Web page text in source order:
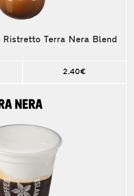
Ristretto Terra Nera Blend
2.40€